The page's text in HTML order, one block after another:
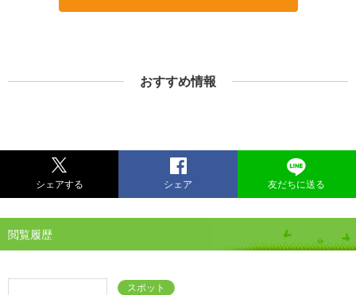
おすすめ情報
シェアする シェア 友だちに送る
閲覧履歴